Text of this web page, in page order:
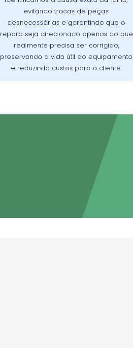
evitando trocas de peças
desnecessárias e garantindo que o
reparo seja direcionado apenas ao que
realmente precisa ser corrigido,
preservando a vida útil do equipamento
e reduzindo custos para o cliente.
identificar com exatidão a origem dos
problemas.
Assim, evitamos reparos
desnecessários, preservamos a vida útil
do aparelho e asseguramos que o cliente
pague apenas pelo que realmente
precisa ser corrigido.